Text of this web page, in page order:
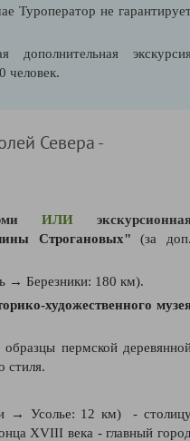
Туроператор не
человек.
Севера -
ИЛИ
Строгановых"(за
→ Березники: 180 км).
художественного
пермской
стиля.
→ Усолье: 12 км)
-
XVIII века - главный